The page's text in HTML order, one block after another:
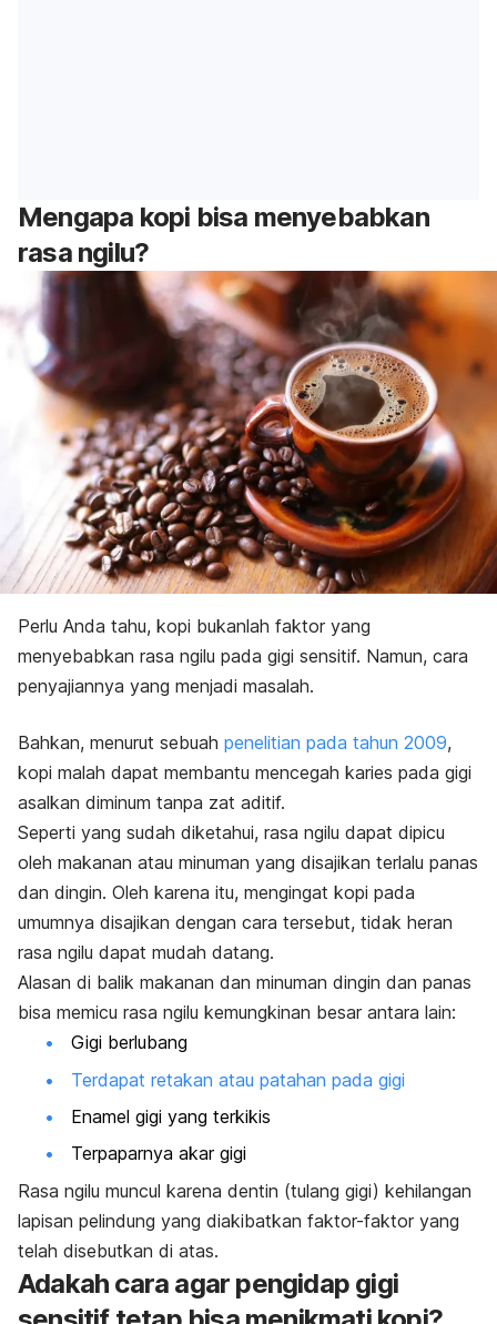
Mengapa kopi bisa menyebabkan
rasa ngilu?
Perlu Anda tahu, kopi bukanlah faktor yang
menyebabkan rasa ngilu pada gigi sensitif. Namun, cara
penyajiannya yang menjadi masalah.
Bahkan, menurut sebuah penelitian pada tahun 2009,
kopi malah dapat membantu mencegah karies pada gigi
asalkan diminum tanpa zat aditif.
Seperti yang sudah diketahui, rasa ngilu dapat dipicu
oleh makanan atau minuman yang disajikan terlalu panas
dan dingin. Oleh karena itu, mengingat kopi pada
umumnya disajikan dengan cara tersebut, tidak heran
rasa ngilu dapat mudah datang.
Alasan di balik makanan dan minuman dingin dan panas
bisa memicu rasa ngilu kemungkinan besar antara lain:
Gigi berlubang
Terdapat retakan atau patahan pada gigi
Enamel gigi yang terkikis
Terpaparnya akar gigi
Rasa ngilu muncul karena dentin (tulang gigi) kehilangan
lapisan pelindung yang diakibatkan faktor-faktor yang
telah disebutkan di atas.
Adakah cara agar pengidap gigi